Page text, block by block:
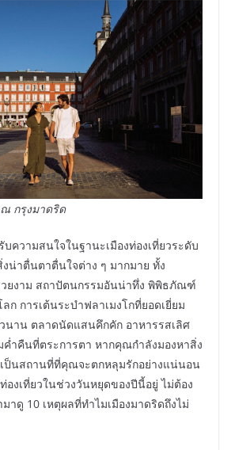
ณ กรุงมาดริด
บความสนใจในฐานะเมืองท่องเที่ยวระดับ
น่าตื่นตาตื่นใจต่าง ๆ มากมาย ทั้ง
ยงาม สถาปัตนกรรมอันน่าทึ่ง พิพิธภัณฑ์
ก การเต้นระบำฟลาเมงโกที่ยอดเยี่ยม
นาน ตลาดนัดแสนคึกคัก อาหารรสเลิศ
ค่ำคืนที่ตระการตา หากคุณกำลังมองหาสิ่ง
ป็นสถานที่ที่คุณจะตกหลุมรักอย่างแน่นอน
งเที่ยวในช่วงวันหยุดของปีนี้อยู่ ไม่ต้อง
าดู 10 เหตุผลที่ทำไมเมืองมาดริดถึงไม่